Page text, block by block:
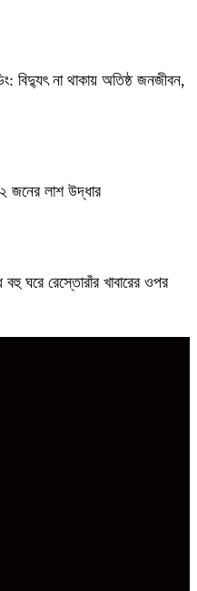
বিদ্যুৎ না থাকায় অতিষ্ঠ জনজীবন,
জনের লাশ উদ্ধার
বহু ঘরে রেস্তোরাঁর খাবারের ওপর